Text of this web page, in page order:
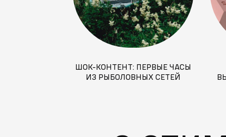
ШОК-КОНТЕНТ: ПЕРВЫЕ ЧАСЫ
ИЗ РЫБОЛОВНЫХ СЕТЕЙ